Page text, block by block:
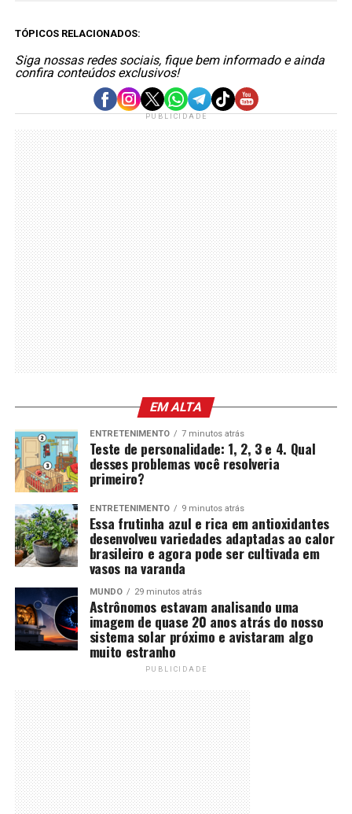
TÓPICOS RELACIONADOS:
Siga nossas redes sociais, fique bem informado e ainda
confira conteúdos exclusivos!
PUBLICIDADE
EM ALTA
ENTRETENIMENTO 7 minutos atrás
Teste de personalidade: 1, 2, 3 e 4. Qual
desses problemas você resolveria
primeiro?
ENTRETENIMENTO 9 minutos atrás
Essa frutinha azul e rica em antioxidantes
desenvolveu variedades adaptadas ao calor
brasileiro e agora pode ser cultivada em
vasos na varanda
MUNDO 29 minutos atrás
Astrônomos estavam analisando uma
imagem de quase 20 anos atrás do nosso
sistema solar próximo e avistaram algo
muito estranho
PUBLICIDADE